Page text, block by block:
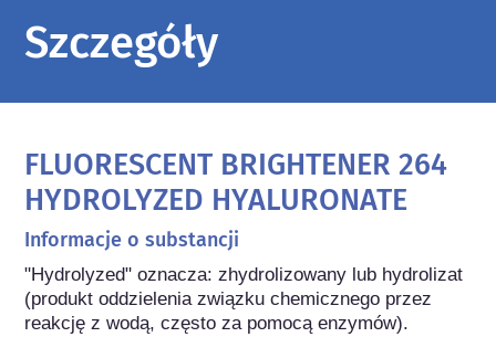
Szczegóły
FLUORESCENT BRIGHTENER 264
HYDROLYZED HYALURONATE
Informacje o substancji
"Hydrolyzed" oznacza: zhydrolizowany lub hydrolizat
(produkt oddzielenia związku chemicznego przez
reakcję z wodą, często za pomocą enzymów).